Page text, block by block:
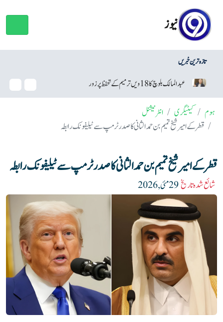
نیوز
تازہ ترین خبریں
عبدالمالک بلوچ کا 18ویں ترمیم کے تحفظ پر زور حکومت نے پیٹرول
ہوم کیٹیگری
انٹرنیشنل
قطر کے امیر شیخ تمیم بن حمد الثانی کا صدر ٹرمپ سے ٹیلیفونک رابطہ
قطر کے امیر شیخ تمیم بن حمد الثانی کا صدر ٹرمپ سے ٹیلیفونک رابطہ
شائع شدہ تاریخ